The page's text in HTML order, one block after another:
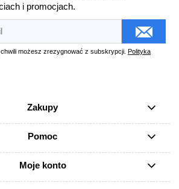
i promocjach.
możesz zrezygnować z subskrypcji. Polityka
Zakupy
Pomoc
Moje konto